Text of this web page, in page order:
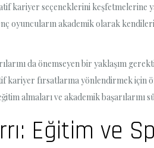
kariyer seçeneklerini
oyuncuların akademik olarak
da önemseyen bir yaklaşım
fırsatlarına yönlendirmek için
almaları ve akademik başarılarını
Eğitim ve